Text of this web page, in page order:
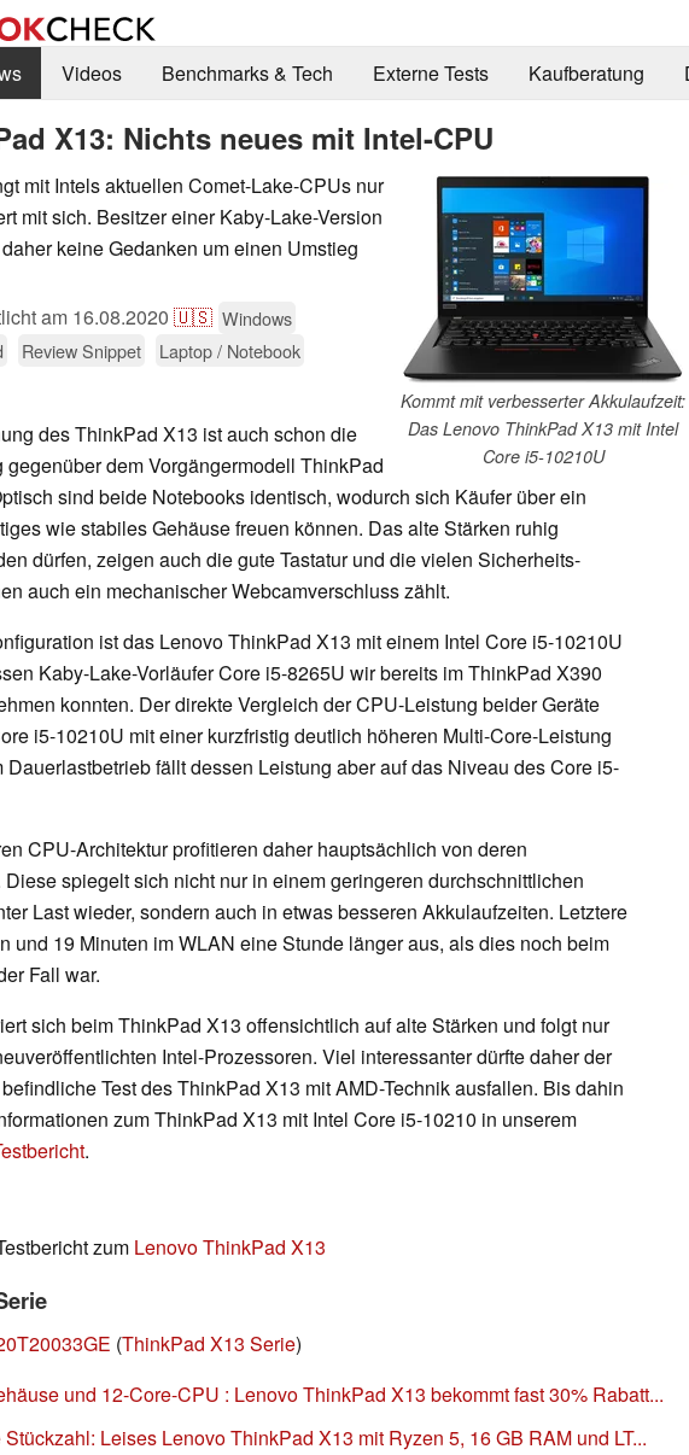
Videos Benchmarks & Tech Externe Tests Kaufberatung
X13: Nichts neues mit Intel-CPU
Kommt mit verbesserter Akkulaufzeit:
Das Lenovo ThinkPad X13 mit Intel
Core i5-10210U
mit Intels aktuellen Comet-Lake-CPUs nur
mit sich. Besitzer einer Kaby-Lake-Version
keine Gedanken um einen Umstieg
am 16.08.2020 🇺🇸 Windows
Review Snippet
Laptop / Notebook
des ThinkPad X13 ist auch schon die
dem Vorgängermodell ThinkPad
sind beide Notebooks identisch, wodurch sich Käufer über ein
wie stabiles Gehäuse freuen können. Das alte Stärken ruhig
dürfen, zeigen auch die gute Tastatur und die vielen Sicherheits-
auch ein mechanischer Webcamverschluss zählt.
ist das Lenovo ThinkPad X13 mit einem Intel Core i5-10210U
Kaby-Lake-Vorläufer Core i5-8265U wir bereits im ThinkPad X390
konnten. Der direkte Vergleich der CPU-Leistung beider Geräte
i5-10210U mit einer kurzfristig deutlich höheren Multi-Core-Leistung
Dauerlastbetrieb fällt dessen Leistung aber auf das Niveau des Core i5-
CPU-Architektur profitieren daher hauptsächlich von deren
spiegelt sich nicht nur in einem geringeren durchschnittlichen
Last wieder, sondern auch in etwas besseren Akkulaufzeiten. Letztere
und 19 Minuten im WLAN eine Stunde länger aus, als dies noch beim
Fall war.
sich beim ThinkPad X13 offensichtlich auf alte Stärken und folgt nur
Intel-Prozessoren. Viel interessanter dürfte daher der
Test des ThinkPad X13 mit AMD-Technik ausfallen. Bis dahin
zum ThinkPad X13 mit Intel Core i5-10210 in unserem
.
zum Lenovo ThinkPad X13
(ThinkPad X13 Serie)
und 12-Core-CPU : Lenovo ThinkPad X13 bekommt fast 30% Rabatt...
Leises Lenovo ThinkPad X13 mit Ryzen 5, 16 GB RAM und LT...